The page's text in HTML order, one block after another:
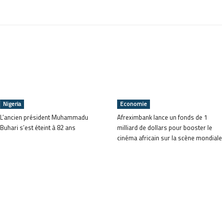
Nigeria
L’ancien président Muhammadu
Buhari s’est éteint à 82 ans
Economie
Afreximbank lance un fonds de 1
milliard de dollars pour booster le
cinéma africain sur la scène mondiale